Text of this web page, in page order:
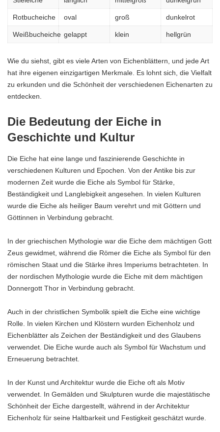
Rotbucheiche oval groß dunkelrot
Weißbucheiche gelappt klein hellgrün
Wie du siehst, gibt es viele Arten von Eichenblättern, und jede Art
hat ihre eigenen einzigartigen Merkmale. Es lohnt sich, die Vielfalt
zu erkunden und die Schönheit der verschiedenen Eichenarten zu
entdecken.
Die Bedeutung der Eiche in
Geschichte und Kultur
Die Eiche hat eine lange und faszinierende Geschichte in
verschiedenen Kulturen und Epochen. Von der Antike bis zur
modernen Zeit wurde die Eiche als Symbol für Stärke,
Beständigkeit und Langlebigkeit angesehen. In vielen Kulturen
wurde die Eiche als heiliger Baum verehrt und mit Göttern und
Göttinnen in Verbindung gebracht.
In der griechischen Mythologie war die Eiche dem mächtigen Gott
Zeus gewidmet, während die Römer die Eiche als Symbol für den
römischen Staat und die Stärke ihres Imperiums betrachteten. In
der nordischen Mythologie wurde die Eiche mit dem mächtigen
Donnergott Thor in Verbindung gebracht.
Auch in der christlichen Symbolik spielt die Eiche eine wichtige
Rolle. In vielen Kirchen und Klöstern wurden Eichenholz und
Eichenblätter als Zeichen der Beständigkeit und des Glaubens
verwendet. Die Eiche wurde auch als Symbol für Wachstum und
Erneuerung betrachtet.
In der Kunst und Architektur wurde die Eiche oft als Motiv
verwendet. In Gemälden und Skulpturen wurde die majestätische
Schönheit der Eiche dargestellt, während in der Architektur
Eichenholz für seine Haltbarkeit und Festigkeit geschätzt wurde.